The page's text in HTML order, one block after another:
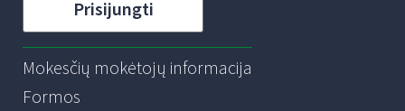
Prisijungti
Mokesčių mokėtojų informacija
Formos